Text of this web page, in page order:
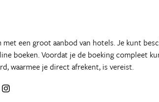
een groot aanbod van hotels. Je kunt
boeken. Voordat je de boeking compleet
waarmee je direct afrekent, is vereist.